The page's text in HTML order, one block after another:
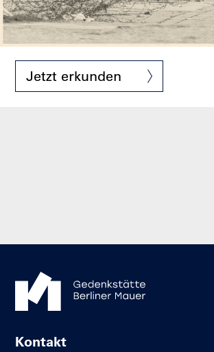
Jetzt erkunden
Kontakt